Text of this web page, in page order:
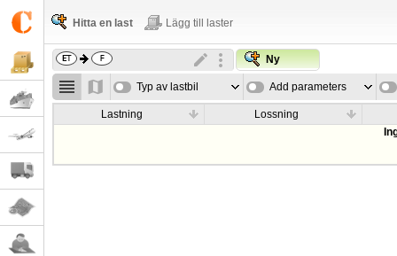
Hitta en last Lägg till laster
Ny
Typ av lastbil Add parameters
Lastning
Lossning